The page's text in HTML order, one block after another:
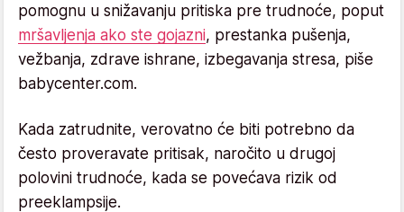
pomognu u snižavanju pritiska pre trudnoće, poput
mršavljenja ako ste gojazni, prestanka pušenja,
vežbanja, zdrave ishrane, izbegavanja stresa, piše
babycenter.com.
Kada zatrudnite, verovatno će biti potrebno da
često proveravate pritisak, naročito u drugoj
polovini trudnoće, kada se povećava rizik od
preeklampsije.